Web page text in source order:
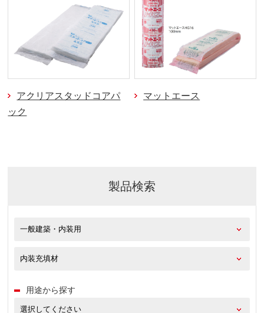
アクリアスタッドコアパ
ック
マットエース
製品検索
用途から探す